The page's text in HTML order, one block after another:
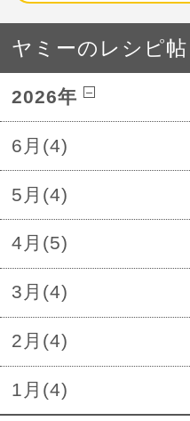
ヤミーのレシピ
2026年
6月(4)
5月(4)
4月(5)
3月(4)
2月(4)
1月(4)